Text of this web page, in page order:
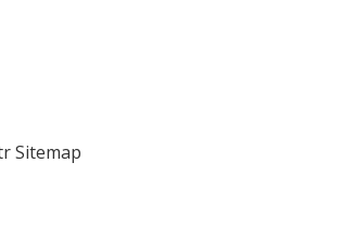
Sitemap